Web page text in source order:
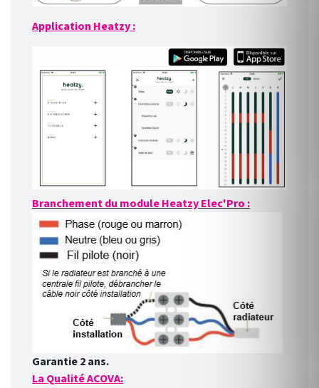
Application Heatzy :
Branchement du module Heatzy Elec'Pro :
Garantie 2 ans.
La Qualité ACOVA: